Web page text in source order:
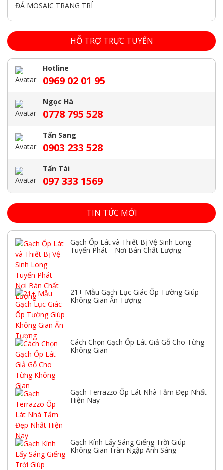
ĐÁ MOSAIC TRANG TRÍ
HỖ TRỢ TRỰC TUYẾN
Hotline
0969 02 01 95
Ngọc Hà
0778 795 528
Tấn Sang
0903 233 528
Tấn Tài
097 333 1569
TIN TỨC MỚI
Gạch Ốp Lát và Thiết Bị Vệ Sinh Long
Tuyến Phát – Nơi Bán Chất Lượng
21+ Mẫu Gạch Lục Giác Ốp Tường Giúp
Không Gian Ấn Tượng
Cách Chọn Gạch Ốp Lát Giả Gỗ Cho Từng
Không Gian
Gạch Terrazzo Ốp Lát Nhà Tắm Đẹp Nhất
Hiện Nay
Gạch Kính Lấy Sáng Giếng Trời Giúp
Không Gian Tràn Ngập Ánh Sáng